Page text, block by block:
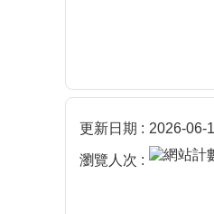
更新日期 2026-06-
瀏覽人次